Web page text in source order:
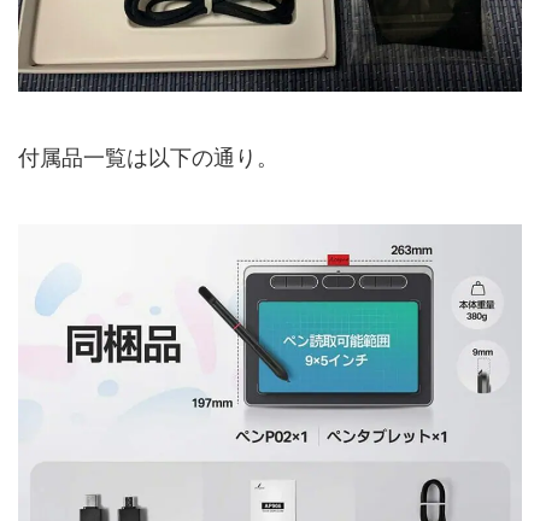
付属品一覧は以下の通り。